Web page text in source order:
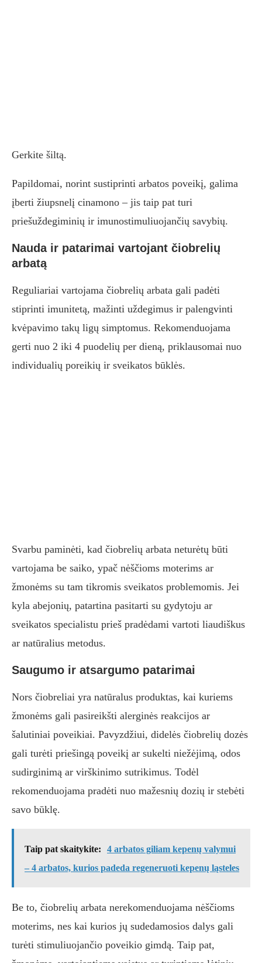
Gerkite šiltą.
Papildomai, norint sustiprinti arbatos poveikį, galima
įberti žiupsnelį cinamono – jis taip pat turi
priešuždegiminių ir imunostimuliuojančių savybių.
Nauda ir patarimai vartojant čiobrelių
arbatą
Reguliariai vartojama čiobrelių arbata gali padėti
stiprinti imunitetą, mažinti uždegimus ir palengvinti
kvėpavimo takų ligų simptomus. Rekomenduojama
gerti nuo 2 iki 4 puodelių per dieną, priklausomai nuo
individualių poreikių ir sveikatos būklės.
Svarbu paminėti, kad čiobrelių arbata neturėtų būti
vartojama be saiko, ypač nėščioms moterims ar
žmonėms su tam tikromis sveikatos problemomis. Jei
kyla abejonių, patartina pasitarti su gydytoju ar
sveikatos specialistu prieš pradėdami vartoti liaudiškus
ar natūralius metodus.
Saugumo ir atsargumo patarimai
Nors čiobreliai yra natūralus produktas, kai kuriems
žmonėms gali pasireikšti alerginės reakcijos ar
šalutiniai poveikiai. Pavyzdžiui, didelės čiobrelių dozės
gali turėti priešingą poveikį ar sukelti niežėjimą, odos
sudirginimą ar virškinimo sutrikimus. Todėl
rekomenduojama pradėti nuo mažesnių dozių ir stebėti
savo būklę.
Taip pat skaitykite:
4 arbatos giliam kepenų valymui
– 4 arbatos, kurios padeda regeneruoti kepenų ląsteles
Be to, čiobrelių arbata nerekomenduojama nėščioms
moterims, nes kai kurios jų sudedamosios dalys gali
turėti stimuliuojančio poveikio gimdą. Taip pat,